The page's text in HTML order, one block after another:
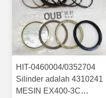
HIT-0460004/0352704
Silinder adalah 4310241
MESIN EX400-3C